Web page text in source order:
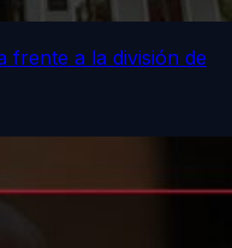
frente a la división de